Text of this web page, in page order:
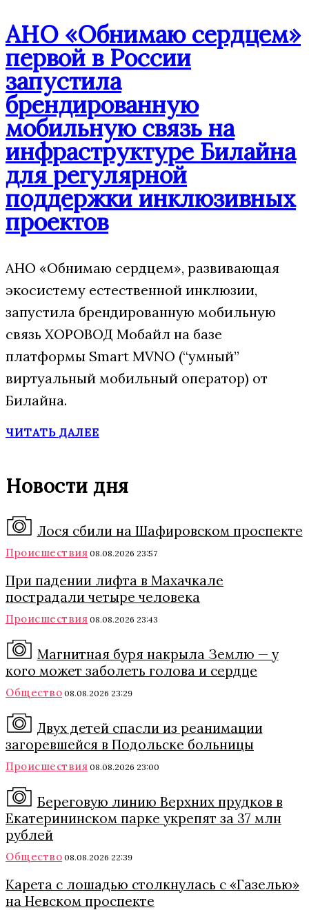
АНО «Обнимаю сердцем»
первой в России
запустила
брендированную
мобильную связь на
инфраструктуре Билайна
для регулярной
поддержки инклюзивных
проектов
АНО «Обнимаю сердцем», развивающая
экосистему естественной инклюзии,
запустила брендированную мобильную
связь ХОРОВОД Мобайл на базе
платформы Smart MVNO (“умный”
виртуальный мобильный оператор) от
Билайна.
ЧИТАТЬ ДАЛЕЕ
Новости дня
Лося сбили на Шафировском проспекте
Происшествия 08.08.2026 23:57
При падении лифта в Махачкале
пострадали четыре человека
Происшествия 08.08.2026 23:43
Магнитная буря накрыла Землю — у
кого может заболеть голова и сердце
Общество 08.08.2026 23:29
Двух детей спасли из реанимации
загоревшейся в Подольске больницы
Происшествия 08.08.2026 23:00
Береговую линию Верхних прудков в
Екатерининском парке укрепят за 37 млн
рублей
Общество 08.08.2026 22:39
Карета с лошадью столкнулась с «Газелью»
на Невском проспекте